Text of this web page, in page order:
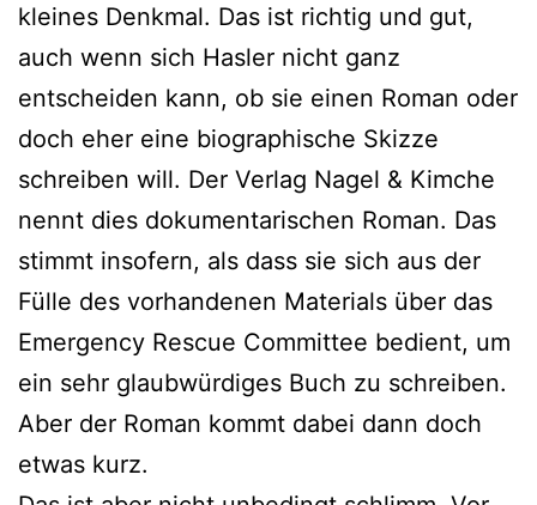
kleines Denkmal. Das ist richtig und gut,
auch wenn sich Hasler nicht ganz
entscheiden kann, ob sie einen Roman oder
doch eher eine biographische Skizze
schreiben will. Der Verlag Nagel & Kimche
nennt dies dokumentarischen Roman. Das
stimmt insofern, als dass sie sich aus der
Fülle des vorhandenen Materials über das
Emergency Rescue Committee bedient, um
ein sehr glaubwürdiges Buch zu schreiben.
Aber der Roman kommt dabei dann doch
etwas kurz.